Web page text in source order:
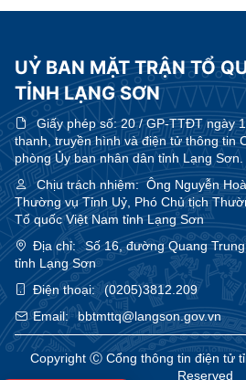
UỶ BAN MẶT TRẬN TỔ
TỈNH LẠNG SƠN
Giấy phép số:20 / GP-TTĐT ngày
thanh, truyền hình và điện tử thông tin
phòng Ủy ban nhân dân tỉnh Lạng Sơn.
Chịu trách nhiệm:Ông Nguyễn
Thường vụ Tỉnh Uỷ, Phó Chủ tịch
Tổ quốc Việt Nam tỉnh Lạng Sơn
Địa chỉ:
Số 16, đường Quang
tỉnh Lạng Sơn
Điện thoại:
(0205)3812.209
Email:
bbtmttq@langson.gov.vn
Copyright Ⓒ Cổng thông tin điện tử
Reserved